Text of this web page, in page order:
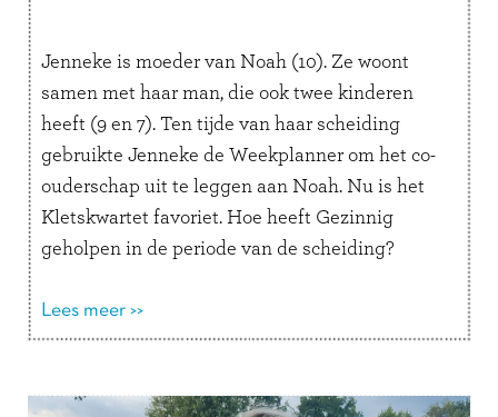
Jenneke is moeder van Noah (10). Ze woont
samen met haar man, die ook twee kinderen
heeft (9 en 7). Ten tijde van haar scheiding
gebruikte Jenneke de Weekplanner om het co-
ouderschap uit te leggen aan Noah. Nu is het
Kletskwartet favoriet. Hoe heeft Gezinnig
geholpen in de periode van de scheiding?
Lees meer >>